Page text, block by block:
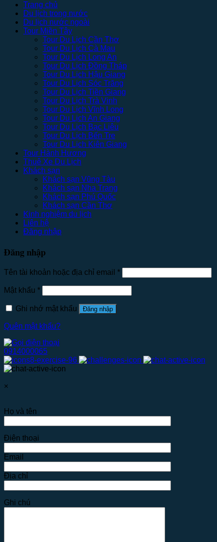
Trang chủ
Du lịch trong nước
Du lịch nước ngoài
Tour Miền Tây
Tour Du Lịch Cần Thơ
Tour Du Lịch Cà Mau
Tour Du Lịch Long An
Tour Du Lịch Đồng Tháp
Tour Du Lịch Hậu Giang
Tour Du Lịch Sóc Trăng
Tour Du Lịch Tiền Giang
Tour Du Lịch Trà Vinh
Tour Du Lịch Vĩnh Long
Tour Du Lịch An Giang
Tour Du Lịch Bạc Liêu
Tour Du Lịch Bến Tre
Tour Du Lịch Kiên Giang
Tour Hành Hương
Thuê Xe Du Lịch
Khách sạn
Khách sạn Vũng Tàu
Khách sạn Nha Trang
Khách sạn Phú Quốc
Khách sạn Cần Thơ
Kinh nghiệm du lịch
Liên hệ
Đăng nhập
Đăng nhập
Tên tài khoản hoặc địa chỉ email *
Mật khẩu *
Ghi nhớ mật khẩu Đăng nhập
Quên mật khẩu?
0914000065
×
Họ và tên
Điện thoại
Email
Địa chỉ
Ghi chú